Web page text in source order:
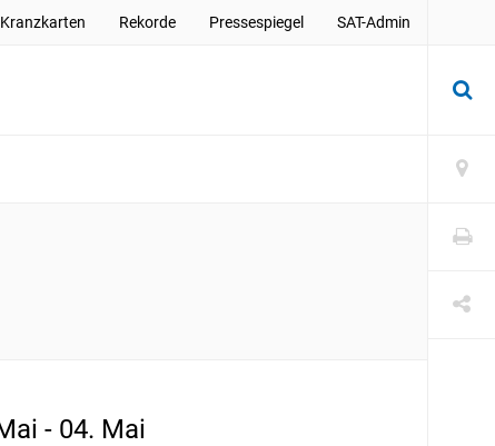
Kranzkarten Rekorde Pressespiegel SAT-Admin
- 04. Mai